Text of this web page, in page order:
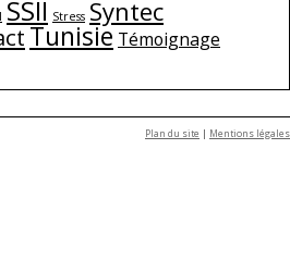
SSII Stress Syntec
Tunisie Témoignage
Plan du site | Mentions légales